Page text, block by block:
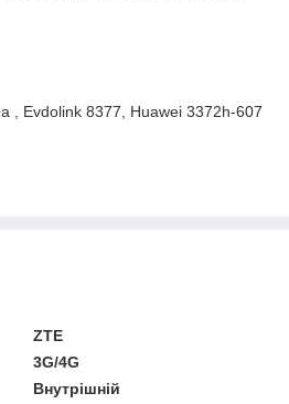
, Evdolink 8377, Huawei 3372h-607
ZTE
3G/4G
Внутрішній